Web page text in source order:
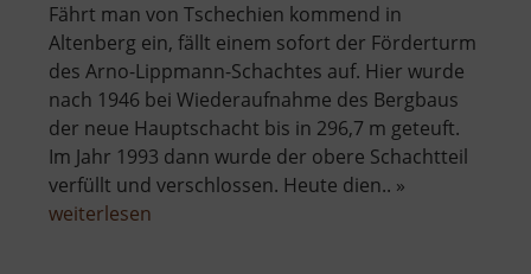
Fährt man von Tschechien kommend in
Altenberg ein, fällt einem sofort der Förderturm
des Arno-Lippmann-Schachtes auf. Hier wurde
nach 1946 bei Wiederaufnahme des Bergbaus
der neue Hauptschacht bis in 296,7 m geteuft.
Im Jahr 1993 dann wurde der obere Schachtteil
verfüllt und verschlossen. Heute dien.. »
weiterlesen